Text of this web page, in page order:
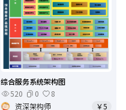
综合服务系统架构图
520
0
8
资深架构师
￥5